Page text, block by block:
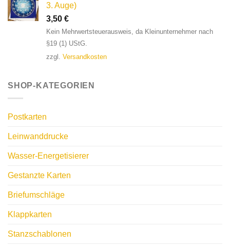
3. Auge)
3,50 €
Kein Mehrwertsteuerausweis, da Kleinunternehmer nach
§19 (1) UStG.
zzgl. Versandkosten
SHOP-KATEGORIEN
Postkarten
Leinwanddrucke
Wasser-Energetisierer
Gestanzte Karten
Briefumschläge
Klappkarten
Stanzschablonen